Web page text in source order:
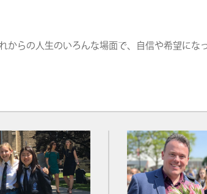
らの人生のいろんな場面で、自信や希望にな